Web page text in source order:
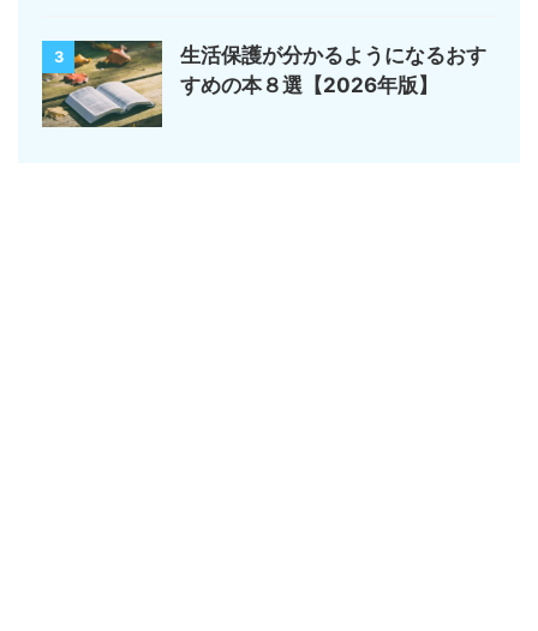
3
生活保護が分かるようになるおす
すめの本８選【2026年版】